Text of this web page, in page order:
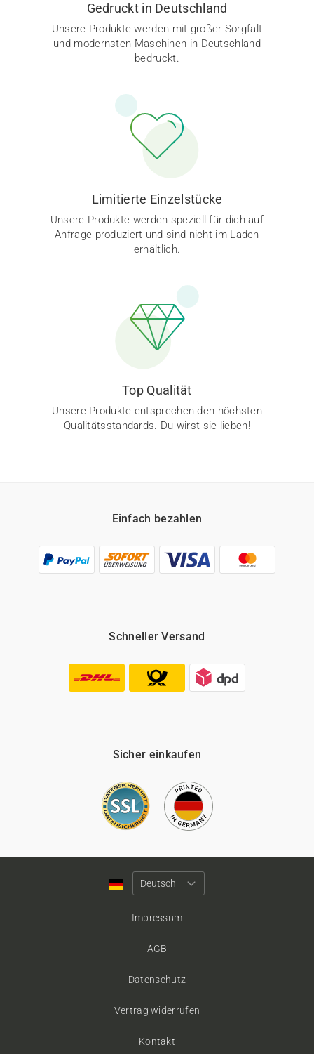
Gedruckt in Deutschland
Unsere Produkte werden mit großer Sorgfalt
und modernsten Maschinen in Deutschland
bedruckt.
Limitierte Einzelstücke
Unsere Produkte werden speziell für dich auf
Anfrage produziert und sind nicht im Laden
erhältlich.
Top Qualität
Unsere Produkte entsprechen den höchsten
Qualitätsstandards. Du wirst sie lieben!
Einfach bezahlen
Schneller Versand
Sicher einkaufen
Impressum
AGB
Datenschutz
Vertrag widerrufen
Kontakt